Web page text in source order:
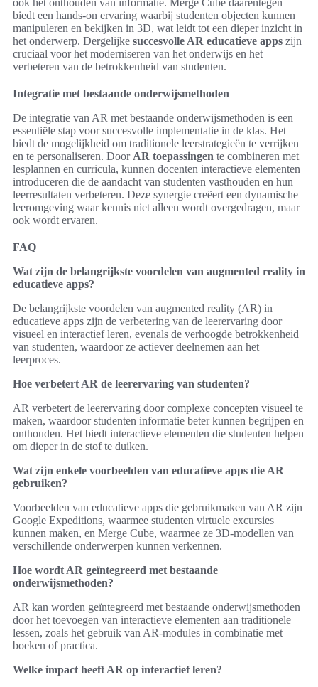
ook het onthouden van informatie. Merge Cube daarentegen
biedt een hands-on ervaring waarbij studenten objecten kunnen
manipuleren en bekijken in 3D, wat leidt tot een dieper inzicht in
het onderwerp. Dergelijke succesvolle AR educatieve apps zijn
cruciaal voor het moderniseren van het onderwijs en het
verbeteren van de betrokkenheid van studenten.
Integratie met bestaande onderwijsmethoden
De integratie van AR met bestaande onderwijsmethoden is een
essentiële stap voor succesvolle implementatie in de klas. Het
biedt de mogelijkheid om traditionele leerstrategieën te verrijken
en te personaliseren. Door AR toepassingen te combineren met
lesplannen en curricula, kunnen docenten interactieve elementen
introduceren die de aandacht van studenten vasthouden en hun
leerresultaten verbeteren. Deze synergie creëert een dynamische
leeromgeving waar kennis niet alleen wordt overgedragen, maar
ook wordt ervaren.
FAQ
Wat zijn de belangrijkste voordelen van augmented reality in
educatieve apps?
De belangrijkste voordelen van augmented reality (AR) in
educatieve apps zijn de verbetering van de leerervaring door
visueel en interactief leren, evenals de verhoogde betrokkenheid
van studenten, waardoor ze actiever deelnemen aan het
leerproces.
Hoe verbetert AR de leerervaring van studenten?
AR verbetert de leerervaring door complexe concepten visueel te
maken, waardoor studenten informatie beter kunnen begrijpen en
onthouden. Het biedt interactieve elementen die studenten helpen
om dieper in de stof te duiken.
Wat zijn enkele voorbeelden van educatieve apps die AR
gebruiken?
Voorbeelden van educatieve apps die gebruikmaken van AR zijn
Google Expeditions, waarmee studenten virtuele excursies
kunnen maken, en Merge Cube, waarmee ze 3D-modellen van
verschillende onderwerpen kunnen verkennen.
Hoe wordt AR geïntegreerd met bestaande
onderwijsmethoden?
AR kan worden geïntegreerd met bestaande onderwijsmethoden
door het toevoegen van interactieve elementen aan traditionele
lessen, zoals het gebruik van AR-modules in combinatie met
boeken of practica.
Welke impact heeft AR op interactief leren?